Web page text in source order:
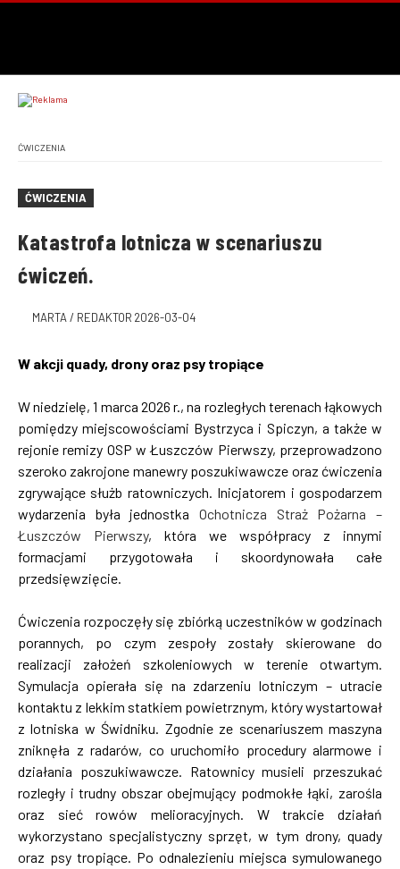
ĆWICZENIA
ĆWICZENIA
Katastrofa lotnicza w scenariuszu
ćwiczeń.
MARTA / REDAKTOR 2026-03-04
W akcji quady, drony oraz psy tropiące
W niedzielę, 1 marca 2026 r., na rozległych terenach łąkowych
pomiędzy miejscowościami Bystrzyca i Spiczyn, a także w
rejonie remizy OSP w Łuszczów Pierwszy, przeprowadzono
szeroko zakrojone manewry poszukiwawcze oraz ćwiczenia
zgrywające służb ratowniczych. Inicjatorem i gospodarzem
wydarzenia była jednostka Ochotnicza Straż Pożarna –
Łuszczów Pierwszy, która we współpracy z innymi
formacjami przygotowała i skoordynowała całe
przedsięwzięcie.
Ćwiczenia rozpoczęły się zbiórką uczestników w godzinach
porannych, po czym zespoły zostały skierowane do
realizacji założeń szkoleniowych w terenie otwartym.
Symulacja opierała się na zdarzeniu lotniczym – utracie
kontaktu z lekkim statkiem powietrznym, który wystartował
z lotniska w Świdniku. Zgodnie ze scenariuszem maszyna
zniknęła z radarów, co uruchomiło procedury alarmowe i
działania poszukiwawcze. Ratownicy musieli przeszukać
rozległy i trudny obszar obejmujący podmokłe łąki, zarośla
oraz sieć rowów melioracyjnych. W trakcie działań
wykorzystano specjalistyczny sprzęt, w tym drony, quady
oraz psy tropiące. Po odnalezieniu miejsca symulowanego